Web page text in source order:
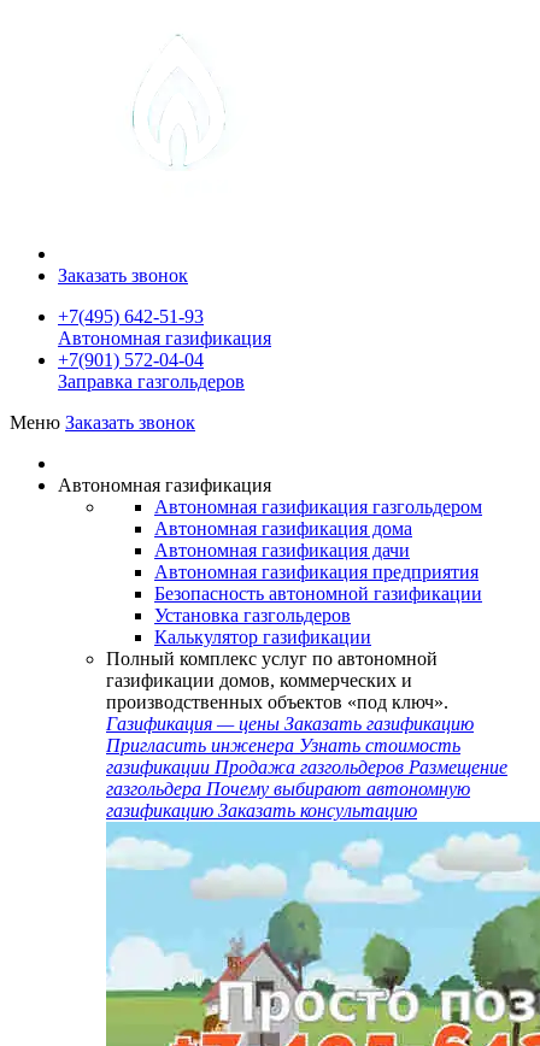
Заказать звонок
+7(495) 642-51-93
Автономная газификация
+7(901) 572-04-04
Заправка газгольдеров
Меню Заказать звонок
Автономная газификация
Автономная газификация газгольдером
Автономная газификация дома
Автономная газификация дачи
Автономная газификация предприятия
Безопасность автономной газификации
Установка газгольдеров
Калькулятор газификации
Полный комплекс услуг по автономной
газификации домов, коммерческих и
производственных объектов «под ключ».
Газификация — цены Заказать газификацию
Пригласить инженера Узнать стоимость
газификации Продажа газгольдеров Размещение
газгольдера Почему выбирают автономную
газификацию Заказать консультацию